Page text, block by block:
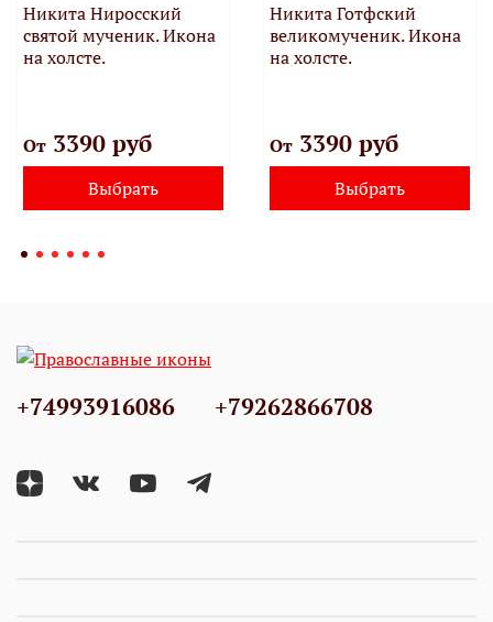
Никита Ниросский
святой мученик. Икона
на холсте.
От3390 руб
Выбрать
Никита Готфский
великомученик. Икона
на холсте.
От3390 руб
Выбрать
+74993916086 +79262866708